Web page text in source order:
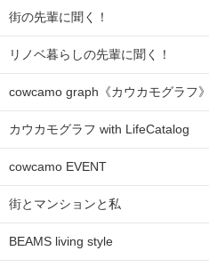
街の先輩に聞く！
リノベ暮らしの先輩に聞く！
cowcamo graph《カウカモグラフ》
カウカモグラフ with LifeCatalog
cowcamo EVENT
街とマンションと私
BEAMS living style